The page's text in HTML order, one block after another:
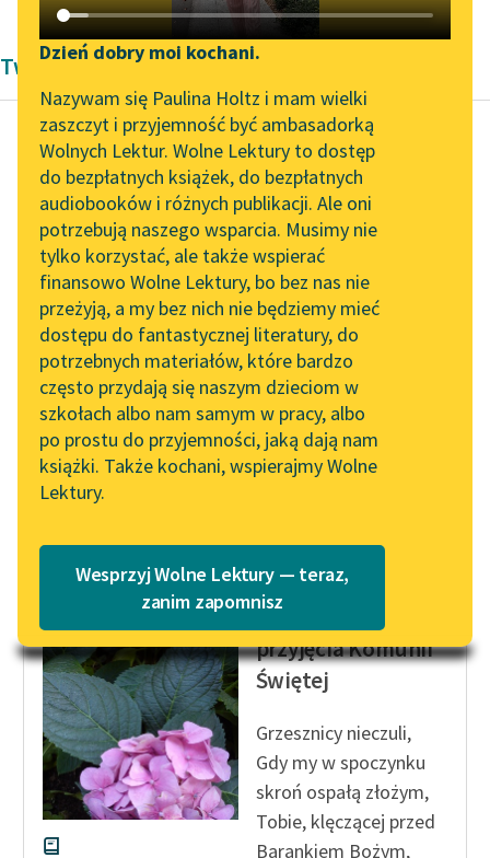
Katalog DAISY
Podkasty o książkach
Zgłoś brak utworu
Aktualności
„Prokurator Alicja Horn”
do słuchania
Byliśmy częścią AI Impact
Lab
Zapraszamy na spotkanie
online z tłumaczkami
literatury skandynawskiej
Spotkanie z Katarzyną
Tunkiel w Oslo
102. lata temu zmarł
Joseph Conrad
Lektury szkolne i klasyka
literatury do słuchania dla
uczennic i uczniów z
niepełnosprawnościami
E-kolekcja lektur
szkolnych i literatury do
słuchania dla uczennic i
uczniów z
niepełnosprawnościami
Narzędzia
Mapa Wolnych Lektur
Leśmianator
Przewodnik dla piszących i
czytających
API
OAI-PMH
Widget Wolnych Lektur
Przypisy
Katalog w formacie PDF
Dzień dobry moi kochani.
Nazywam się Paulina Holtz i mam wielki
zaszczyt i przyjemność być ambasadorką
Wolnych Lektur. Wolne Lektury to dostęp
do bezpłatnych książek, do bezpłatnych
audiobooków i różnych publikacji. Ale oni
potrzebują naszego wsparcia. Musimy nie
tylko korzystać, ale także wspierać
finansowo Wolne Lektury, bo bez nas nie
przeżyją, a my bez nich nie będziemy mieć
dostępu do fantastycznej literatury, do
potrzebnych materiałów, które bardzo
często przydają się naszym dzieciom w
szkołach albo nam samym w pracy, albo
po prostu do przyjemności, jaką dają nam
książki. Także kochani, wspierajmy Wolne
Lektury.
Wesprzyj Wolne Lektury — teraz,
zanim zapomnisz
Twórczość Adama Mickiewicza
Adam Mickiewicz
Bajdary
Czytaj więcej
Do Maryi
Łempickiej w dzień
przyjęcia Komunii
Świętej
Grzesznicy nieczuli,
Gdy my w spoczynku
skroń ospałą złożym,
Tobie, klęczącej przed
Barankiem Bożym,